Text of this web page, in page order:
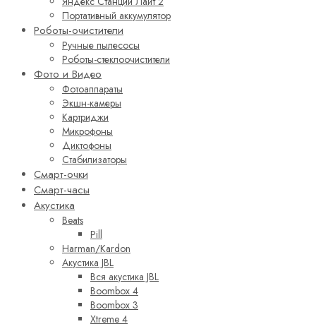
Портативный аккумулятор
Роботы-очистители
Ручные пылесосы
Роботы-стеклоочистители
Фото и Видео
Фотоаппараты
Экшн-камеры
Картриджи
Микрофоны
Диктофоны
Стабилизаторы
Смарт-очки
Смарт-часы
Акустика
Beats
Pill
Harman/Kardon
Акустика JBL
Вся акустика JBL
Boombox 4
Boombox 3
Xtreme 4